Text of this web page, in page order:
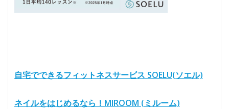
自宅でできるフィットネスサービス SOELU(ソエル)
ネイルをはじめるなら！MIROOM (ミルーム)